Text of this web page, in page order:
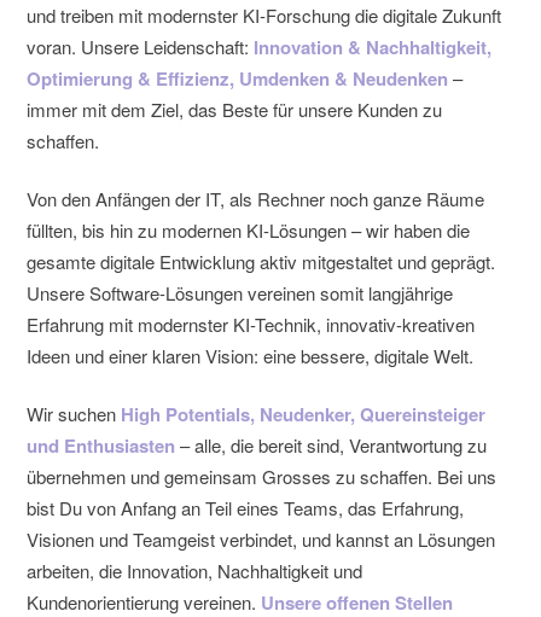
und treiben mit modernster KI-Forschung die digitale Zukunft
voran. Unsere Leidenschaft: Innovation & Nachhaltigkeit,
Optimierung & Effizienz, Umdenken & Neudenken –
immer mit dem Ziel, das Beste für unsere Kunden zu
schaffen.
Von den Anfängen der IT, als Rechner noch ganze Räume
füllten, bis hin zu modernen KI-Lösungen – wir haben die
gesamte digitale Entwicklung aktiv mitgestaltet und geprägt.
Unsere Software-Lösungen vereinen somit langjährige
Erfahrung mit modernster KI-Technik, innovativ-kreativen
Ideen und einer klaren Vision: eine bessere, digitale Welt.
Wir suchen High Potentials, Neudenker, Quereinsteiger
und Enthusiasten – alle, die bereit sind, Verantwortung zu
übernehmen und gemeinsam Grosses zu schaffen. Bei uns
bist Du von Anfang an Teil eines Teams, das Erfahrung,
Visionen und Teamgeist verbindet, und kannst an Lösungen
arbeiten, die Innovation, Nachhaltigkeit und
Kundenorientierung vereinen. Unsere offenen Stellen